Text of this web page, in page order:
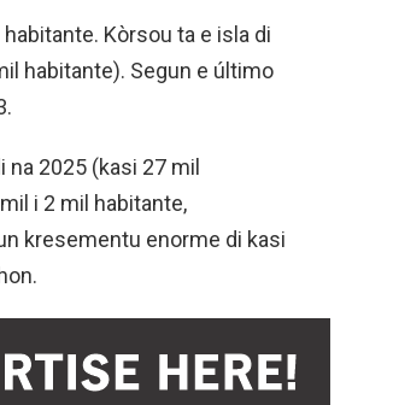
Kòrsou ta e isla di
habitante). Segun e último
na 2025 (kasi 27 mil
i 2 mil habitante,
kresementu enorme di kasi